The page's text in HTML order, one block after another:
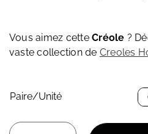
Vous aimez cetteCréole ?
vaste collection de Creoles
Paire/Unité